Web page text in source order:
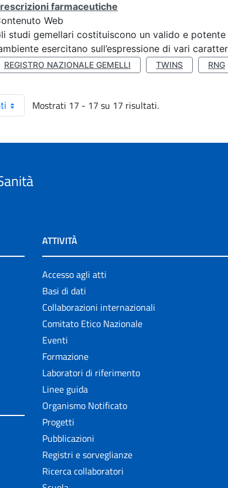
farmaceutiche
Web
studi gemellari costituiscono un valido e
esercitano sull’espressione di vari
REGISTRO NAZIONALE GEMELLI TWINS RNG
Mostrati 17 - 17 su 17 risultati.
ATTIVITÀ
Accesso agli atti
Basi di dati
Collaborazioni internazionali
Comitato Etico Nazionale
Eventi
Formazione
Laboratori di riferimento
Linee guida
Organismo Notificato
Progetti
Pubblicazioni
Registri e sorveglianze
Ricerca collaboratori